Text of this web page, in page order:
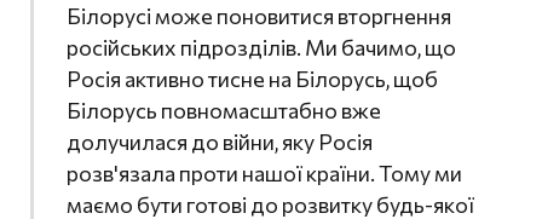
Білорусі може поновитися вторгнення
російських підрозділів. Ми бачимо, що
Росія активно тисне на Білорусь, щоб
Білорусь повномасштабно вже
долучилася до війни, яку Росія
розв'язала проти нашої країни. Тому ми
маємо бути готові до розвитку будь-якої